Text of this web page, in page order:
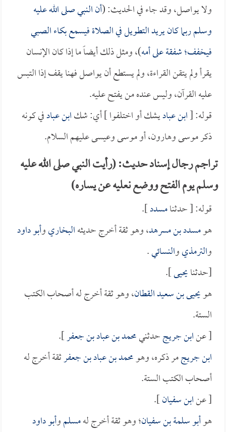
ولا يواصل، وقد جاء في الحديث: (أن النبي صلى الله عليه
وسلم ربما كان يريد التطويل في الصلاة فيسمع بكاء الصبي
فيخفف؛ شفقة على أمه)، ومثل ذلك أيضاً ما إذا كان الإنسان
يقرأ ولم يتقن القراءة، ولم يستطع أن يواصل فهنا يقف إذا التبس
عليه القرآن، وليس عنده من يفتح عليه.
قوله: [ابن عباديشك أو اختلفوا ] أي: شكابن عبادفي كونه
ذكر موسى وهارون، أو موسى وعيسى عليهم السلام.
تراجم رجال إسناد حديث: (رأيت النبي صلى الله عليه
وسلم يوم الفتح ووضع نعليه عن يساره)
قوله: [ حدثنامسدد].
هومسدد بن مسرهد، وهو ثقة أخرج حديثهالبخاريوأبو داود
والترمذيوالنسائي.
[حدثنايحيى].
هويحيى بن سعيد القطان، وهو ثقة أخرج له أصحاب الكتب
الستة.
[ عنابن جريجحدثنيمحمد بن عباد بن جعفر].
ابن جريجمر ذكره، وهومحمد بن عباد بن جعفرثقة أخرج له
أصحاب الكتب الستة.
[ عنابن سفيان].
هوأبو سلمة بن سفيان؛ وهو ثقة أخرج لهمسلموأبو داود